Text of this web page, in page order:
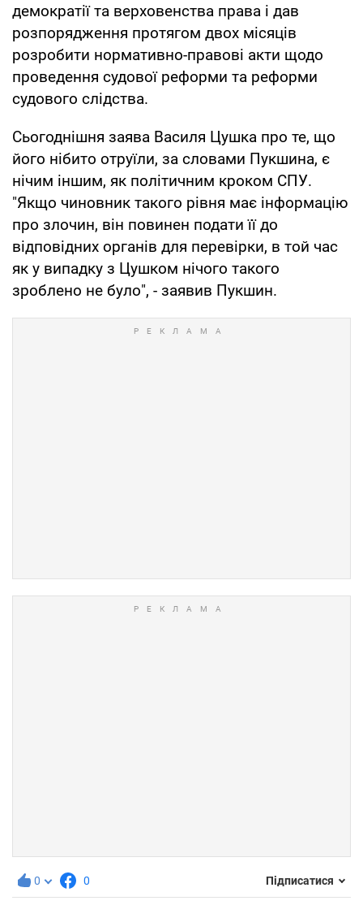
демократії та верховенства права і дав
розпорядження протягом двох місяців
розробити нормативно-правові акти щодо
проведення судової реформи та реформи
судового слідства.
Сьогоднішня заява Василя Цушка про те, що
його нібито отруїли, за словами Пукшина, є
нічим іншим, як політичним кроком СПУ.
"Якщо чиновник такого рівня має інформацію
про злочин, він повинен подати її до
відповідних органів для перевірки, в той час
як у випадку з Цушком нічого такого
зроблено не було", - заявив Пукшин.
0 0 Підписатися